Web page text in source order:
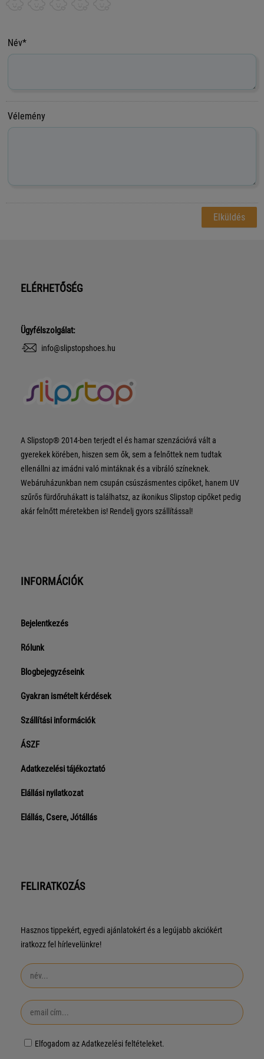
Név*
Vélemény
ELÉRHETŐSÉG
Ügyfélszolgálat:
info@slipstopshoes.hu
A Slipstop® 2014-ben terjedt el és hamar szenzációvá vált a
gyerekek körében, hiszen sem ők, sem a felnőttek nem tudtak
ellenállni az imádni való mintáknak és a vibráló színeknek.
Webáruházunkban nem csupán csúszásmentes cipőket, hanem UV
szűrős fürdőruhákatt is találhatsz, az ikonikus Slipstop cipőket pedig
akár felnőtt méretekben is! Rendelj gyors szállítással!
INFORMÁCIÓK
Bejelentkezés
Rólunk
Blogbejegyzéseink
Gyakran ismételt kérdések
Szállítási információk
ÁSZF
Adatkezelési tájékoztató
Elállási nyilatkozat
Elállás, Csere, Jótállás
FELIRATKOZÁS
Hasznos tippekért, egyedi ajánlatokért és a legújabb akciókért
iratkozz fel hírlevelünkre!
Elfogadom az Adatkezelési feltételeket.